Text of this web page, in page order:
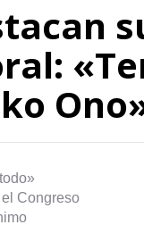
Congreso